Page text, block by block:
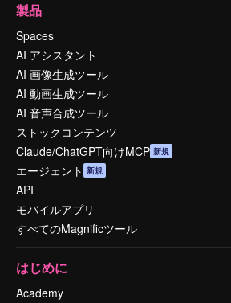
製品
Spaces
AI アシスタント
AI 画像生成ツール
AI 動画生成ツール
AI 音声合成ツール
ストックコンテンツ
Claude/ChatGPT向けMCP 新規
エージェント 新規
API
モバイルアプリ
すべてのMagnificツール
はじめに
Academy